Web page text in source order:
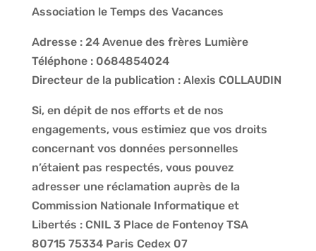
Association le Temps des Vacances
Adresse : 24 Avenue des frères Lumière
Téléphone : 0684854024
Directeur de la publication : Alexis COLLAUDIN
Si, en dépit de nos efforts et de nos
engagements, vous estimiez que vos droits
concernant vos données personnelles
n’étaient pas respectés, vous pouvez
adresser une réclamation auprès de la
Commission Nationale Informatique et
Libertés : CNIL 3 Place de Fontenoy TSA
80715 75334 Paris Cedex 07